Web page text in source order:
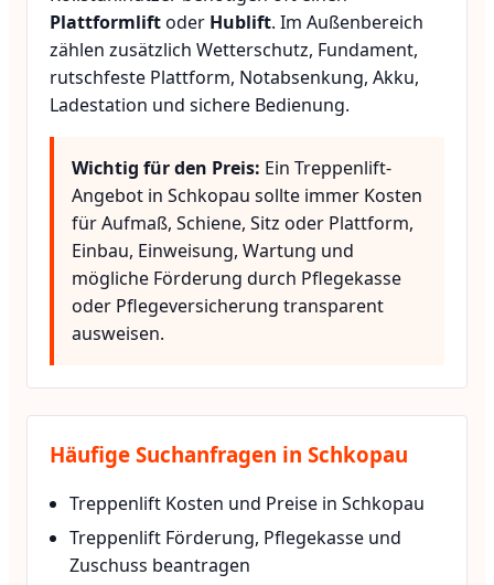
Plattformliftoder Hublift. Im Außenbereich
zählen zusätzlich Wetterschutz, Fundament,
rutschfeste Plattform, Notabsenkung, Akku,
Ladestation und sichere Bedienung.
Wichtig für den Preis: Ein Treppenlift-
Angebot in Schkopau sollte immer Kosten
für Aufmaß, Schiene, Sitz oder Plattform,
Einbau, Einweisung, Wartung und
mögliche Förderung durch Pflegekasse
oder Pflegeversicherung transparent
ausweisen.
Häufige Suchanfragen in Schkopau
Treppenlift Kosten und Preise in Schkopau
Treppenlift Förderung, Pflegekasse und
Zuschuss beantragen